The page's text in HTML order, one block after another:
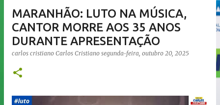
MARANHÃO: LUTO NA MÚSICA,
CANTOR MORRE AOS 35 ANOS
DURANTE APRESENTAÇÃO
carlos cristiano Carlos Cristiano segunda-feira, outubro 20, 2025